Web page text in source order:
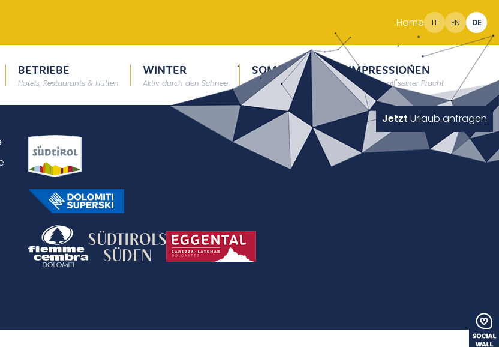
Home IT EN DE
BETRIEBE
Hotels, Restaurants & Hütten
WINTER
Aktiv durch den Schnee
SOMMER
Erholung auf 2000m
IMPRESSIONEN
Südtirol in all seiner Pracht
Jetzt Urlaub anfragen